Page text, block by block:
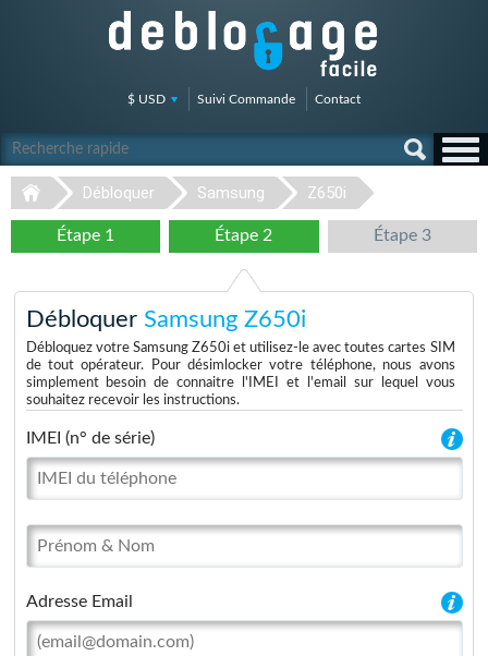
$ USD Suivi Commande Contact
Débloquer Samsung Z650i
Étape 1 Étape 2 Étape 3
Débloquer Samsung Z650i
Débloquez votre Samsung Z650i et utilisez-le avec toutes cartes SIM
de tout opérateur. Pour désimlocker votre téléphone, nous avons
simplement besoin de connaitre l'IMEI et l'email sur lequel vous
souhaitez recevoir les instructions.
IMEI (n° de série)
Adresse Email